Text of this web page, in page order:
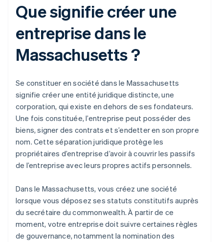
Que signifie créer une
entreprise dans le
Massachusetts ?
Se constituer en société dans le Massachusetts
signifie créer une entité juridique distincte, une
corporation, qui existe en dehors de ses fondateurs.
Une fois constituée, l’entreprise peut posséder des
biens, signer des contrats et s’endetter en son propre
nom. Cette séparation juridique protège les
propriétaires d’entreprise d’avoir à couvrir les passifs
de l’entreprise avec leurs propres actifs personnels.
Dans le Massachusetts, vous créez une société
lorsque vous déposez ses statuts constitutifs auprès
du secrétaire du commonwealth. À partir de ce
moment, votre entreprise doit suivre certaines règles
de gouvernance, notamment la nomination des